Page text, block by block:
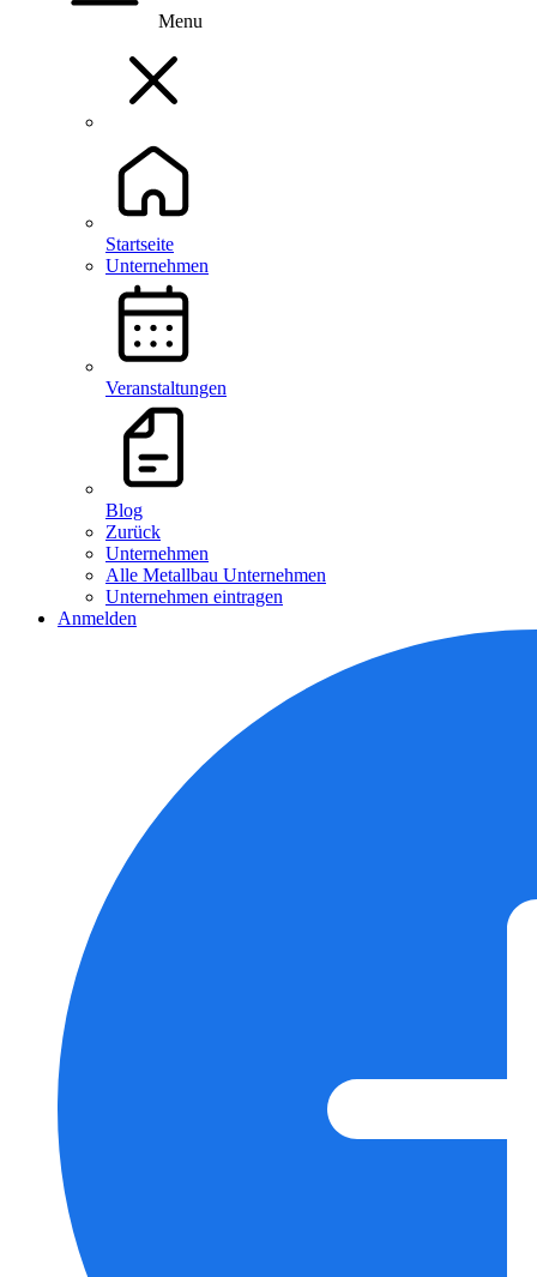
Menu
Startseite
Unternehmen
Veranstaltungen
Blog
Zurück
Unternehmen
Alle Metallbau Unternehmen
Unternehmen eintragen
Anmelden